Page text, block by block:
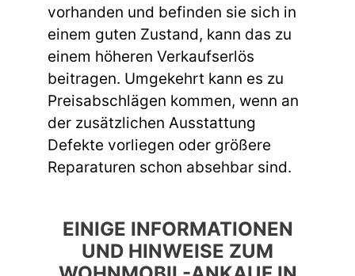
vorhanden und befinden sie sich in
einem guten Zustand, kann das zu
einem höheren Verkaufserlös
beitragen. Umgekehrt kann es zu
Preisabschlägen kommen, wenn an
der zusätzlichen Ausstattung
Defekte vorliegen oder größere
Reparaturen schon absehbar sind.
EINIGE INFORMATIONEN
UND HINWEISE ZUM